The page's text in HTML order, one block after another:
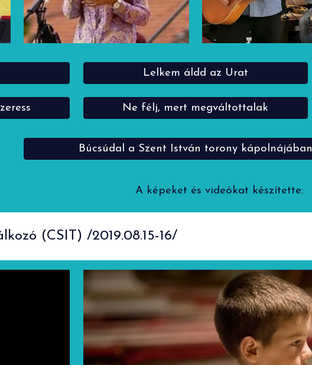
Lelkem áldd az Urat
Ne félj, mert megváltottalak
Búcsúdal a Szent István torony kápolnájában
A képeket és videókat készítette:
(CSIT) /2019.08.15-16/